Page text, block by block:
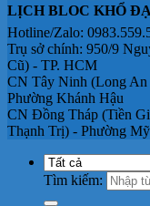
LỊCH BLOC KHỔ
Hotline/Zalo:
Trụ sở chính: 950/9
Cũ) - TP. HCM
CN Tây Ninh (Long
Phường Khánh Hậu
CN Đồng Tháp (Tiền
Thạnh Trị) - Phường
Tìm kiếm: